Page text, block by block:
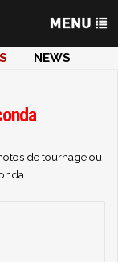
NEWS
de tournage ou